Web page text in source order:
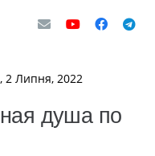
2 Липня, 2022
душа по